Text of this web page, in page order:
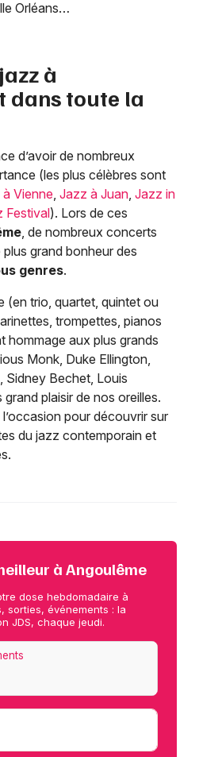
Orléans…
à
dans toute la
d’avoir de nombreux
(les plus célèbres sont
Vienne, Jazz à Juan, Jazz in
Festival). Lors de ces
, de nombreux concerts
grand bonheur des
genres.
(en trio, quartet, quintet ou
trompettes, pianos
hommage aux plus grands
Monk, Duke Ellington,
Sidney Bechet, Louis
plaisir de nos oreilles.
pour découvrir sur
du jazz contemporain et
à Angoulême
dose hebdomadaire à
sorties, événements : la
JDS, chaque jeudi.